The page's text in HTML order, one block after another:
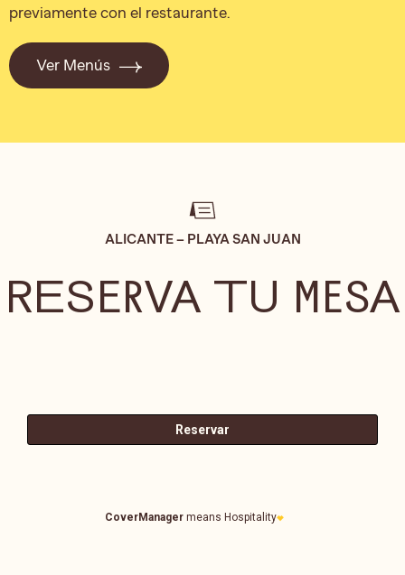
previamente con el restaurante.
Ver Menús
ALICANTE – PLAYA SAN JUAN
RESERVA TU MESA